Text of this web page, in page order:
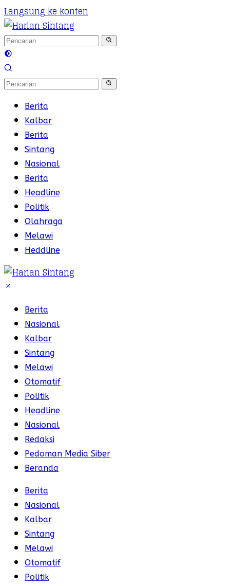
Langsung ke konten
Berita
Kalbar
Berita
Sintang
Nasional
Berita
Headline
Politik
Olahraga
Melawi
Heddline
Berita
Nasional
Kalbar
Sintang
Melawi
Otomatif
Politik
Headline
Nasional
Redaksi
Pedoman Media Siber
Beranda
Berita
Nasional
Kalbar
Sintang
Melawi
Otomatif
Politik